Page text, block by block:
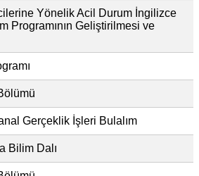
Yönelik Acil Durum İngilizce
Programının Geliştirilmesi ve
Gerçeklik İşleri Bulalım
Bilim Dalı